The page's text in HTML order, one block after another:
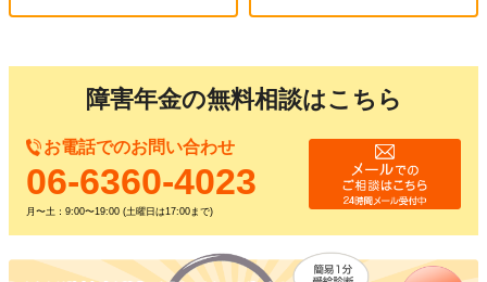
障害年金の無料相談はこちら
お電話でのお問い合わせ
06-6360-4023
月〜土：9:00〜19:00 (土曜日は17:00まで)